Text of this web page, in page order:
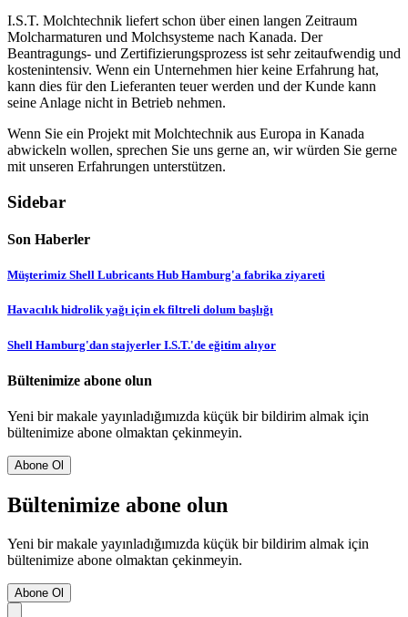
I.S.T. Molchtechnik liefert schon über einen langen Zeitraum
Molcharmaturen und Molchsysteme nach Kanada. Der
Beantragungs- und Zertifizierungsprozess ist sehr zeitaufwendig und
kostenintensiv. Wenn ein Unternehmen hier keine Erfahrung hat,
kann dies für den Lieferanten teuer werden und der Kunde kann
seine Anlage nicht in Betrieb nehmen.
Wenn Sie ein Projekt mit Molchtechnik aus Europa in Kanada
abwickeln wollen, sprechen Sie uns gerne an, wir würden Sie gerne
mit unseren Erfahrungen unterstützen.
Sidebar
Son Haberler
Müşterimiz Shell Lubricants Hub Hamburg'a fabrika ziyareti
Havacılık hidrolik yağı için ek filtreli dolum başlığı
Shell Hamburg'dan stajyerler I.S.T.'de eğitim alıyor
Bültenimize abone olun
Yeni bir makale yayınladığımızda küçük bir bildirim almak için
bültenimize abone olmaktan çekinmeyin.
Abone Ol
Bültenimize abone olun
Yeni bir makale yayınladığımızda küçük bir bildirim almak için
bültenimize abone olmaktan çekinmeyin.
Abone Ol